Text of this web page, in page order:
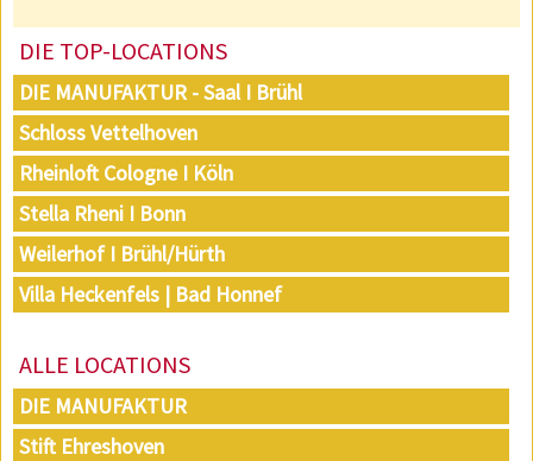
DIE TOP-LOCATIONS
DIE MANUFAKTUR - Saal I Brühl
Schloss Vettelhoven
Rheinloft Cologne I Köln
Stella Rheni I Bonn
Weilerhof I Brühl/Hürth
Villa Heckenfels | Bad Honnef
ALLE LOCATIONS
DIE MANUFAKTUR
Stift Ehreshoven